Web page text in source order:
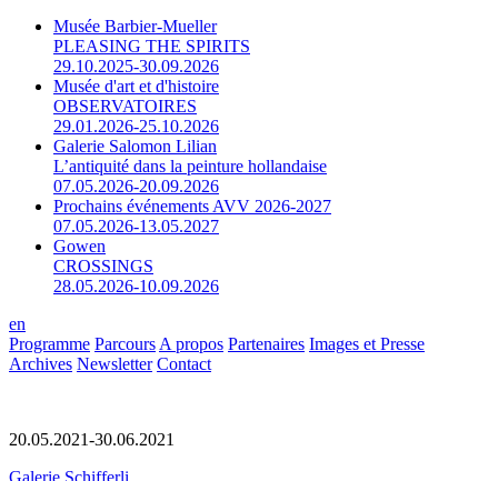
Musée Barbier-Mueller
PLEASING THE SPIRITS
29.10.2025-30.09.2026
Musée d'art et d'histoire
OBSERVATOIRES
29.01.2026-25.10.2026
Galerie Salomon Lilian
L’antiquité dans la peinture hollandaise
07.05.2026-20.09.2026
Prochains événements AVV 2026-2027
07.05.2026-13.05.2027
Gowen
CROSSINGS
28.05.2026-10.09.2026
en
Programme Parcours A propos Partenaires Images et Presse
Archives Newsletter Contact
20.05.2021-30.06.2021
Galerie Schifferli